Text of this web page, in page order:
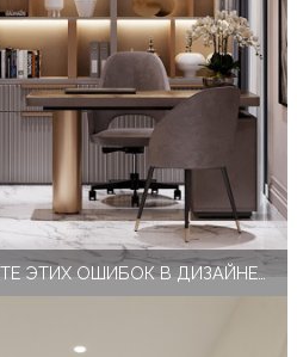
ИЗБЕГАЙТЕ ЭТИХ ОШИБОК В ДИЗАЙНЕ ИНТЕРЬЕРА ВАННОЙ КОМНАТЫ